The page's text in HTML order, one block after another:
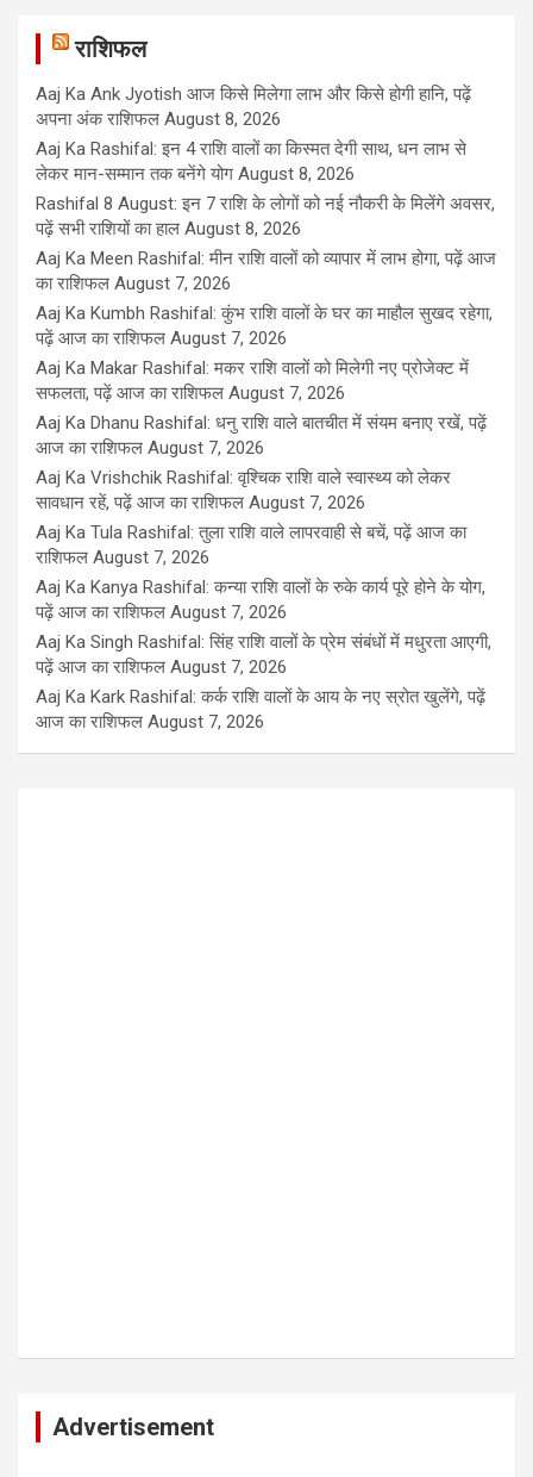
राशिफल
Aaj Ka Ank Jyotish आज किसे मिलेगा लाभ और किसे होगी हानि, पढ़ें
अपना अंक राशिफल August 8, 2026
Aaj Ka Rashifal: इन 4 राशि वालों का किस्मत देगी साथ, धन लाभ से
लेकर मान-सम्मान तक बनेंगे योग August 8, 2026
Rashifal 8 August: इन 7 राशि के लोगों को नई नौकरी के मिलेंगे अवसर,
पढ़ें सभी राशियों का हाल August 8, 2026
Aaj Ka Meen Rashifal: मीन राशि वालों को व्यापार में लाभ होगा, पढ़ें आज
का राशिफल August 7, 2026
Aaj Ka Kumbh Rashifal: कुंभ राशि वालों के घर का माहौल सुखद रहेगा,
पढ़ें आज का राशिफल August 7, 2026
Aaj Ka Makar Rashifal: मकर राशि वालों को मिलेगी नए प्रोजेक्ट में
सफलता, पढ़ें आज का राशिफल August 7, 2026
Aaj Ka Dhanu Rashifal: धनु राशि वाले बातचीत में संयम बनाए रखें, पढ़ें
आज का राशिफल August 7, 2026
Aaj Ka Vrishchik Rashifal: वृश्चिक राशि वाले स्वास्थ्य को लेकर
सावधान रहें, पढ़ें आज का राशिफल August 7, 2026
Aaj Ka Tula Rashifal: तुला राशि वाले लापरवाही से बचें, पढ़ें आज का
राशिफल August 7, 2026
Aaj Ka Kanya Rashifal: कन्या राशि वालों के रुके कार्य पूरे होने के योग,
पढ़ें आज का राशिफल August 7, 2026
Aaj Ka Singh Rashifal: सिंह राशि वालों के प्रेम संबंधों में मधुरता आएगी,
पढ़ें आज का राशिफल August 7, 2026
Aaj Ka Kark Rashifal: कर्क राशि वालों के आय के नए स्रोत खुलेंगे, पढ़ें
आज का राशिफल August 7, 2026
Advertisement